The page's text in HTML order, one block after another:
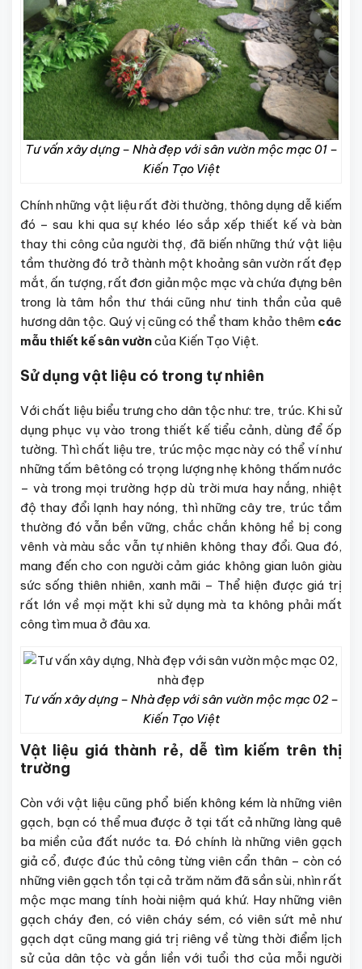
Tư vấn xây dựng – Nhà đẹp với sân vườn mộc mạc 01 –
Kiến Tạo Việt
Chính những vật liệu rất đời thường, thông dụng dễ kiếm
đó – sau khi qua sự khéo léo sắp xếp thiết kế và bàn
thay thi công của người thợ, đã biến những thứ vật liệu
tầm thường đó trở thành một khoảng sân vườn rất đẹp
mắt, ấn tượng, rất đơn giản mộc mạc và chứa đựng bên
trong là tâm hồn thư thái cũng như tinh thần của quê
hương dân tộc. Quý vị cũng có thể tham khảo thêm các
mẫu thiết kế sân vườncủa Kiến Tạo Việt.
Sử dụng vật liệu có trong tự nhiên
Với chất liệu biểu trưng cho dân tộc như: tre, trúc. Khi sử
dụng phục vụ vào trong thiết kế tiểu cảnh, dùng để ốp
tường. Thì chất liệu tre, trúc mộc mạc này có thể ví như
những tấm bêtông có trọng lượng nhẹ không thấm nước
– và trong mọi trường hợp dù trời mưa hay nắng, nhiệt
độ thay đổi lạnh hay nóng, thì những cây tre, trúc tầm
thường đó vẫn bền vững, chắc chắn không hề bị cong
vênh và màu sắc vẫn tự nhiên không thay đổi. Qua đó,
mang đến cho con người cảm giác không gian luôn giàu
sức sống thiên nhiên, xanh mãi – Thể hiện được giá trị
rất lớn về mọi mặt khi sử dụng mà ta không phải mất
công tìm mua ở đâu xa.
Tư vấn xây dựng – Nhà đẹp với sân vườn mộc mạc 02 –
Kiến Tạo Việt
Vật liệu giá thành rẻ, dễ tìm kiếm trên thị
trường
Còn với vật liệu cũng phổ biến không kém là những viên
gạch, bạn có thể mua được ở tại tất cả những làng quê
ba miền của đất nước ta. Đó chính là những viên gạch
giả cổ, được đúc thủ công từng viên cẩn thân – còn có
những viên gạch tồn tại cả trăm năm đã sần sùi, nhìn rất
mộc mạc mang tính hoài niệm quá khứ. Hay những viên
gạch cháy đen, có viên cháy sém, có viên sứt mẻ như
gạch dạt cũng mang giá trị riêng về từng thời điểm lịch
sử của dân tộc và gắn liền với tuổi thơ của mỗi người